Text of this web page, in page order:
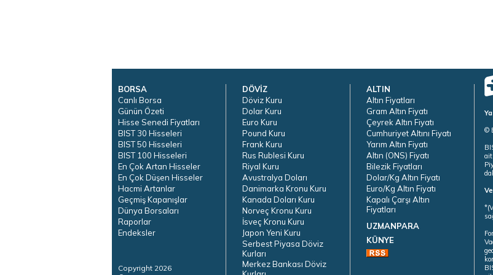
BORSA
Canlı Borsa
Günün Özeti
Hisse Senedi Fiyatları
BIST 30 Hisseleri
BIST 50 Hisseleri
BIST 100 Hisseleri
En Çok Artan Hisseler
En Çok Düşen Hisseler
Hacmi Artanlar
Geçmiş Kapanışlar
Dünya Borsaları
Raporlar
Endeksler
Copyright 2026
DÖVİZ
Döviz Kuru
Dolar Kuru
Euro Kuru
Pound Kuru
Frank Kuru
Rus Rublesi Kuru
Riyal Kuru
Avustralya Doları
Danimarka Kronu Kuru
Kanada Doları Kuru
Norveç Kronu Kuru
İsveç Kronu Kuru
Japon Yeni Kuru
Serbest Piyasa Döviz
Kurları
Merkez Bankası Döviz
ALTIN
Altın Fiyatları
Gram Altın Fiyatı
Çeyrek Altın Fiyatı
Cumhuriyet Altını Fiyatı
Yarım Altın Fiyatı
Altın (ONS) Fiyatı
Bilezik Fiyatları
Dolar/Kg Altın Fiyatı
Euro/Kg Altın Fiyatı
Kapalı Çarşı Altın
Fiyatları
UZMANPARA
KÜNYE
©
ait